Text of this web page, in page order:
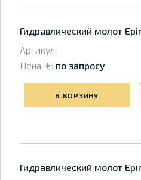
Гидравлический молот
Артикул:
Цена, €: по запросу
В КОРЗИНУ
Гидравлический молот